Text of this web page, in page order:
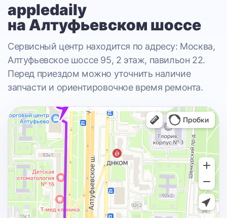
appledaily
на Алтуфьевском шоссе
Сервисный центр находится по адресу: Москва,
Алтуфьевское шоссе 95, 2 этаж, павильон 22.
Перед приездом можно уточнить наличие
запчасти и ориентировочное время ремонта.